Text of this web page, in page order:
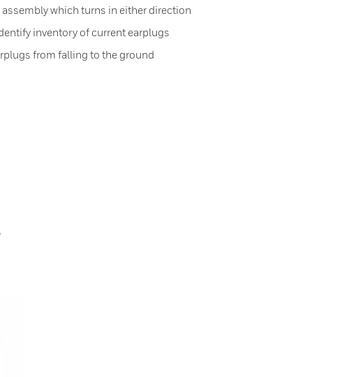
which turns in either direction
inventory of current earplugs
from falling to the ground